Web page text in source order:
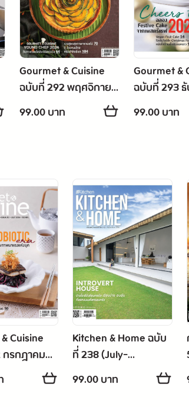
Gourmet & Cuisine
ฉบับที่ 292 พฤศจิกายน
2567
99.00 บาท
Gourmet &
ฉบับที่ 293
2567
99.00 บาท
Cuisine
รกฎาคม
Kitchen & Home ฉบับ
ที่ 238 (July-
September 2026)
99.00 บาท